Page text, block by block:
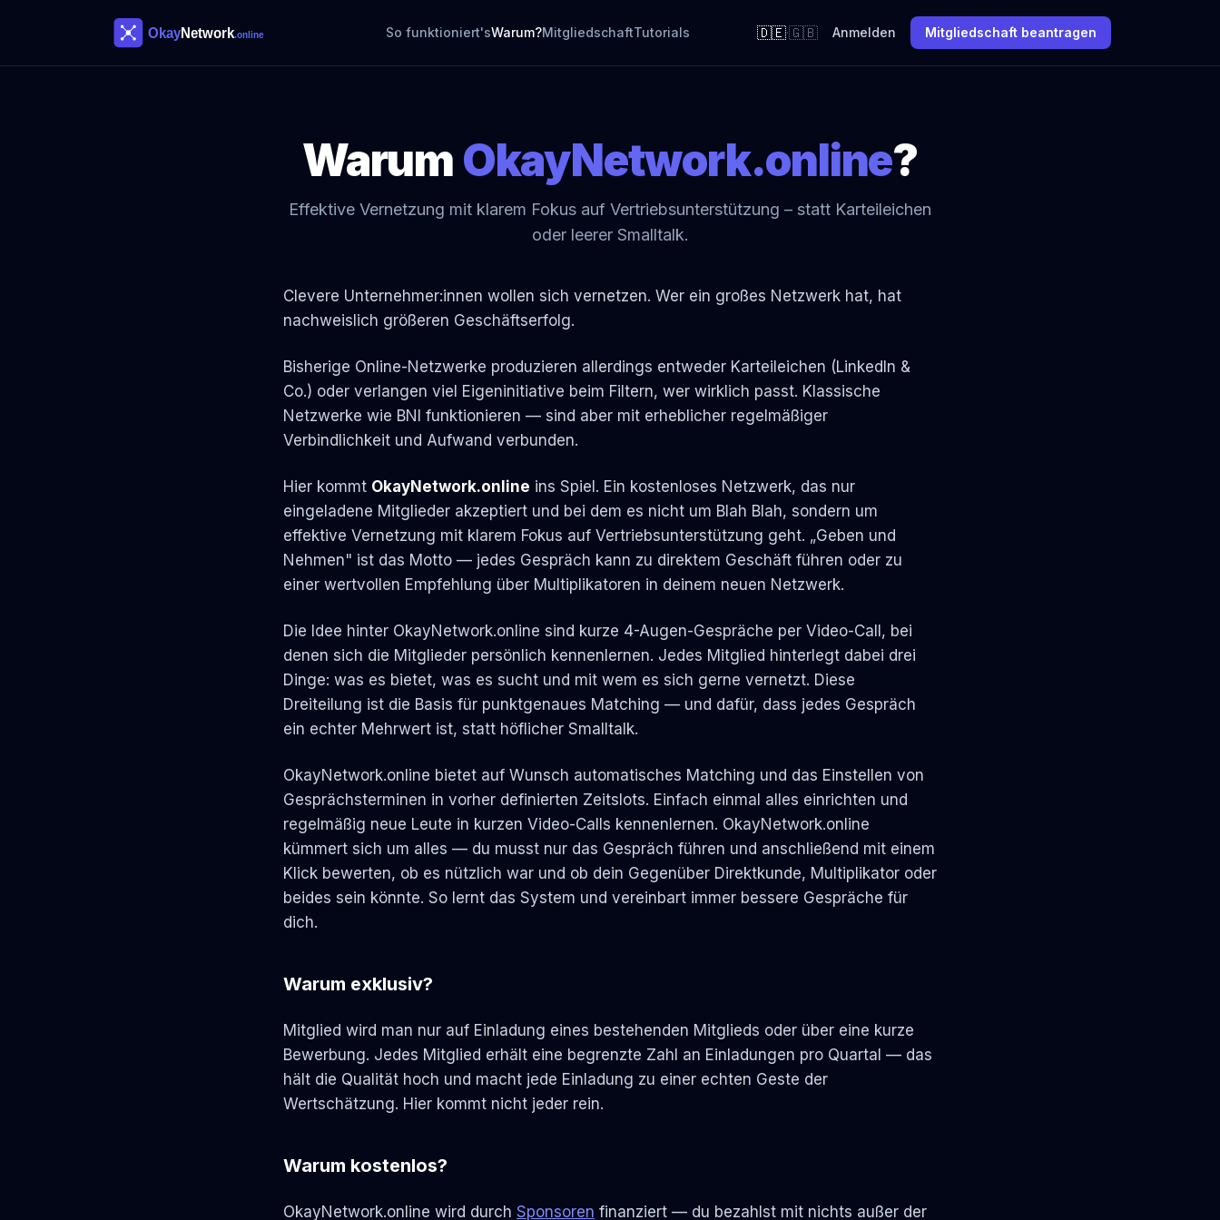
So funktioniert'sWarum?MitgliedschaftTutorials 🇩🇪·🇬🇧 Anmelden Mitgliedschaft beantragen
Warum OkayNetwork.online?
Effektive Vernetzung mit klarem Fokus auf Vertriebsunterstützung – statt Karteileichen
oder leerer Smalltalk.
Clevere Unternehmer:innen wollen sich vernetzen. Wer ein großes Netzwerk hat, hat
nachweislich größeren Geschäftserfolg.
Bisherige Online-Netzwerke produzieren allerdings entweder Karteileichen (LinkedIn &
Co.) oder verlangen viel Eigeninitiative beim Filtern, wer wirklich passt. Klassische
Netzwerke wie BNI funktionieren — sind aber mit erheblicher regelmäßiger
Verbindlichkeit und Aufwand verbunden.
Hier kommt OkayNetwork.online ins Spiel. Ein kostenloses Netzwerk, das nur
eingeladene Mitglieder akzeptiert und bei dem es nicht um Blah Blah, sondern um
effektive Vernetzung mit klarem Fokus auf Vertriebsunterstützung geht. „Geben und
Nehmen" ist das Motto — jedes Gespräch kann zu direktem Geschäft führen oder zu
einer wertvollen Empfehlung über Multiplikatoren in deinem neuen Netzwerk.
Die Idee hinter OkayNetwork.online sind kurze 4-Augen-Gespräche per Video-Call, bei
denen sich die Mitglieder persönlich kennenlernen. Jedes Mitglied hinterlegt dabei drei
Dinge: was es bietet, was es sucht und mit wem es sich gerne vernetzt. Diese
Dreiteilung ist die Basis für punktgenaues Matching — und dafür, dass jedes Gespräch
ein echter Mehrwert ist, statt höflicher Smalltalk.
OkayNetwork.online bietet auf Wunsch automatisches Matching und das Einstellen von
Gesprächsterminen in vorher definierten Zeitslots. Einfach einmal alles einrichten und
regelmäßig neue Leute in kurzen Video-Calls kennenlernen. OkayNetwork.online
kümmert sich um alles — du musst nur das Gespräch führen und anschließend mit einem
Klick bewerten, ob es nützlich war und ob dein Gegenüber Direktkunde, Multiplikator oder
beides sein könnte. So lernt das System und vereinbart immer bessere Gespräche für
dich.
Warum exklusiv?
Mitglied wird man nur auf Einladung eines bestehenden Mitglieds oder über eine kurze
Bewerbung. Jedes Mitglied erhält eine begrenzte Zahl an Einladungen pro Quartal — das
hält die Qualität hoch und macht jede Einladung zu einer echten Geste der
Wertschätzung. Hier kommt nicht jeder rein.
Warum kostenlos?
OkayNetwork.online wird durch Sponsoren finanziert — du bezahlst mit nichts außer der